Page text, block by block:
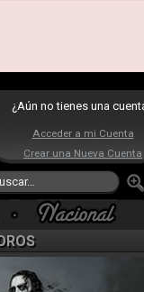
¿Aún no tienes una
Acceder a mi Cuenta
Crear una Nueva Cuenta